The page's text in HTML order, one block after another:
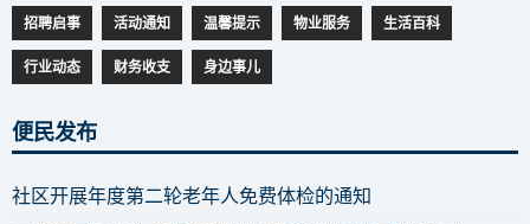
招聘启事 活动通知 温馨提示 物业服务 生活百科
行业动态 财务收支 身边事儿
便民发布
社区开展年度第二轮老年人免费体检的通知